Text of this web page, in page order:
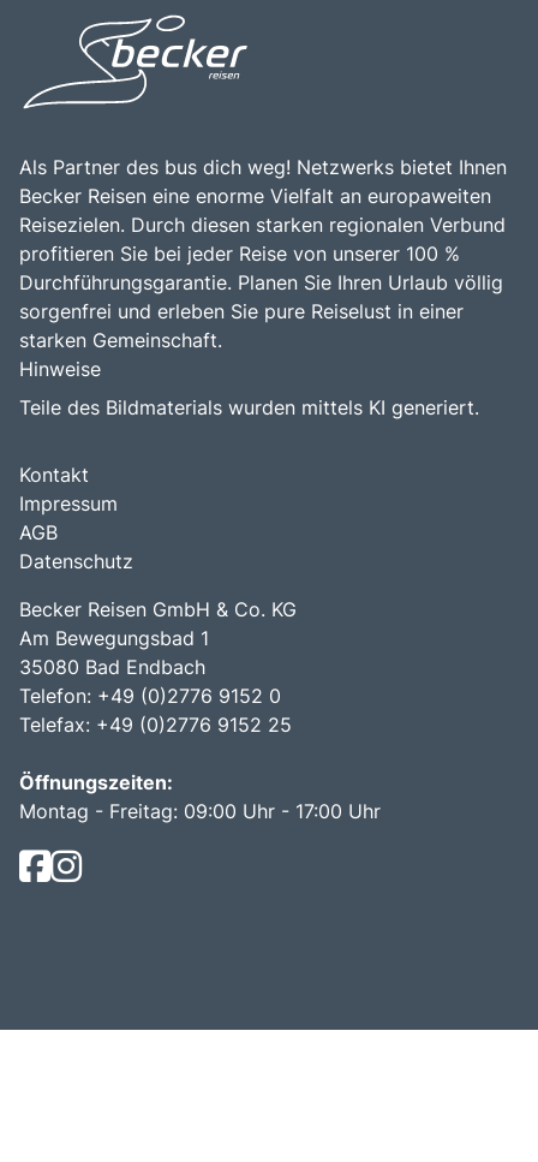
Als Partner des bus dich weg! Netzwerks bietet Ihnen
Becker Reisen eine enorme Vielfalt an europaweiten
Reisezielen. Durch diesen starken regionalen Verbund
profitieren Sie bei jeder Reise von unserer 100 %
Durchführungsgarantie. Planen Sie Ihren Urlaub völlig
sorgenfrei und erleben Sie pure Reiselust in einer
starken Gemeinschaft.
Hinweise
Teile des Bildmaterials wurden mittels KI generiert.
Kontakt
Impressum
AGB
Datenschutz
Becker Reisen GmbH & Co. KG
Am Bewegungsbad 1
35080 Bad Endbach
Telefon: +49 (0)2776 9152 0
Telefax: +49 (0)2776 9152 25
Öffnungszeiten:
Montag - Freitag: 09:00 Uhr - 17:00 Uhr